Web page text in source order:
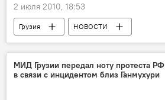
2 июля 2010, 18:53
Грузия НОВОСТИ
МИД Грузии передал ноту протеста РФ
в связи с инцидентом близ Ганмухури